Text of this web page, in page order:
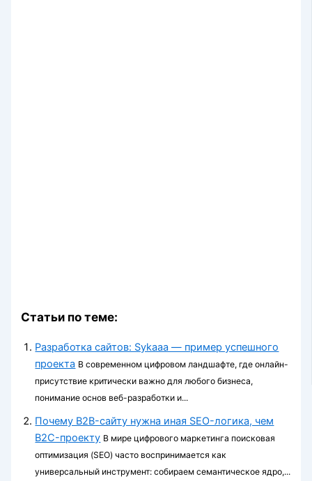
Статьи по теме:
Разработка сайтов: Sykaaa — пример успешного
проекта В современном цифровом ландшафте, где онлайн-
присутствие критически важно для любого бизнеса,
понимание основ веб-разработки и...
Почему B2B-сайту нужна иная SEO-логика, чем
B2C-проекту В мире цифрового маркетинга поисковая
оптимизация (SEO) часто воспринимается как
универсальный инструмент: собираем семантическое ядро,...